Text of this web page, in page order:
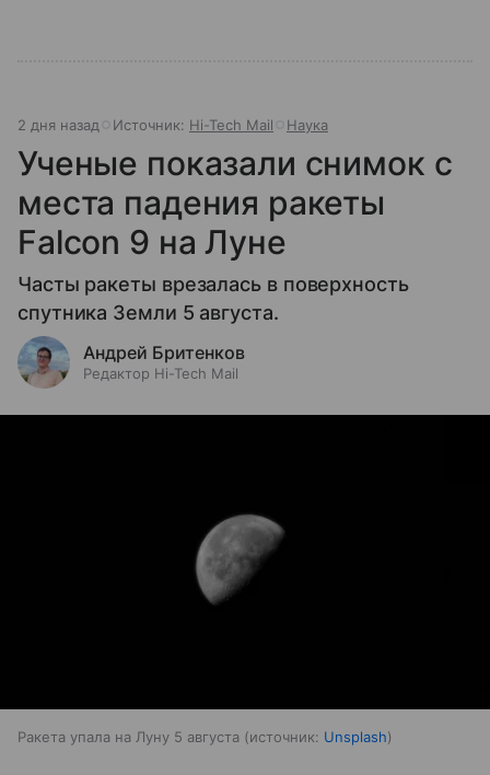
2 дня назад Источник: Hi-Tech Mail Наука
Ученые показали снимок с
места падения ракеты
Falcon 9 на Луне
Часты ракеты врезалась в поверхность
спутника Земли 5 августа.
Андрей Бритенков
Редактор Hi-Tech Mail
Ракета упала на Луну 5 августа источник: Unsplash